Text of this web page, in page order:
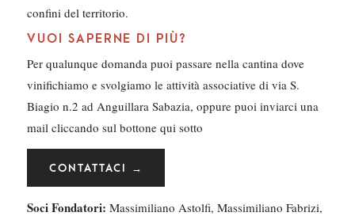
confini del territorio.
VUOI SAPERNE DI PIÙ?
Per qualunque domanda puoi passare nella cantina dove
vinifichiamo e svolgiamo le attività associative di via S.
Biagio n.2 ad Anguillara Sabazia, oppure puoi inviarci una
mail cliccando sul bottone qui sotto
CONTATTACI →
Soci Fondatori: Massimiliano Astolfi, Massimiliano Fabrizi,